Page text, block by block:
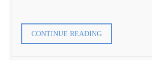
CONTINUE READING„DEUTSCHE
LERNEN